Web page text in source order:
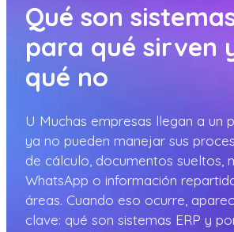
Qué son
para qué sirven
qué no
U Muchas empresas llegan a un
ya no pueden manejar sus
de cálculo, documentos sueltos,
WhatsApp o información
áreas. Cuando eso ocurre,
clave: qué son sistemas ERP y